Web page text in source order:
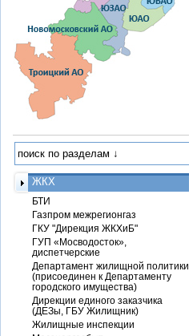
ЖКХ
БТИ
Газпром межрегионгаз
ГКУ "Дирекция ЖКХиБ"
ГУП «Мосводосток»,
диспетчерские
Департамент жилищной политики
(присоединен к Департаменту
городского имущества)
Дирекции единого заказчика
(ДЕЗы, ГБУ Жилищник)
Жилищные инспекции